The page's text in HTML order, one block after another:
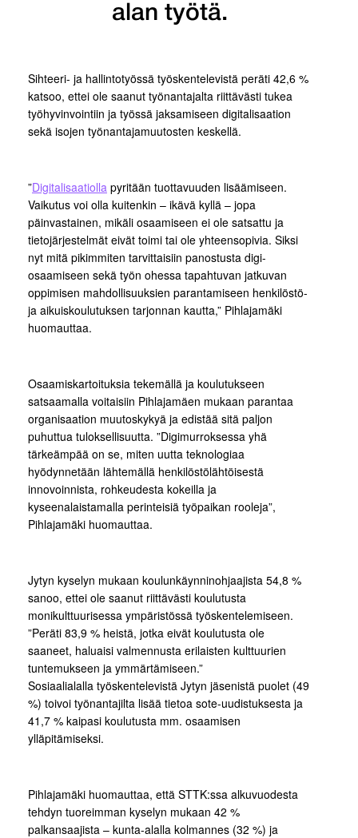
alan työtä.
Sihteeri- ja hallintotyössä työskentelevistä peräti 42,6 %
katsoo, ettei ole saanut työnantajalta riittävästi tukea
työhyvinvointiin ja työssä jaksamiseen digitalisaation
sekä isojen työnantajamuutosten keskellä.
”Digitalisaatiolla pyritään tuottavuuden lisäämiseen.
Vaikutus voi olla kuitenkin – ikävä kyllä – jopa
päinvastainen, mikäli osaamiseen ei ole satsattu ja
tietojärjestelmät eivät toimi tai ole yhteensopivia. Siksi
nyt mitä pikimmiten tarvittaisiin panostusta digi-
osaamiseen sekä työn ohessa tapahtuvan jatkuvan
oppimisen mahdollisuuksien parantamiseen henkilöstö-
ja aikuiskoulutuksen tarjonnan kautta,” Pihlajamäki
huomauttaa.
Osaamiskartoituksia tekemällä ja koulutukseen
satsaamalla voitaisiin Pihlajamäen mukaan parantaa
organisaation muutoskykyä ja edistää sitä paljon
puhuttua tuloksellisuutta. ”Digimurroksessa yhä
tärkeämpää on se, miten uutta teknologiaa
hyödynnetään lähtemällä henkilöstölähtöisestä
innovoinnista, rohkeudesta kokeilla ja
kyseenalaistamalla perinteisiä työpaikan rooleja”,
Pihlajamäki huomauttaa.
Jytyn kyselyn mukaan koulunkäynninohjaajista 54,8 %
sanoo, ettei ole saanut riittävästi koulutusta
monikulttuurisessa ympäristössä työskentelemiseen.
”Peräti 83,9 % heistä, jotka eivät koulutusta ole
saaneet, haluaisi valmennusta erilaisten kulttuurien
tuntemukseen ja ymmärtämiseen.”
Sosiaalialalla työskentelevistä Jytyn jäsenistä puolet (49
%) toivoi työnantajilta lisää tietoa sote-uudistuksesta ja
41,7 % kaipasi koulutusta mm. osaamisen
ylläpitämiseksi.
Pihlajamäki huomauttaa, että STTK:ssa alkuvuodesta
tehdyn tuoreimman kyselyn mukaan 42 %
palkansaajista – kunta-alalla kolmannes (32 %) ja